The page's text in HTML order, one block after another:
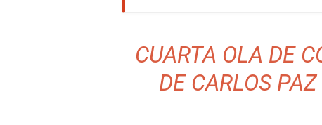
CUARTA OLA DE
DE CARLOS